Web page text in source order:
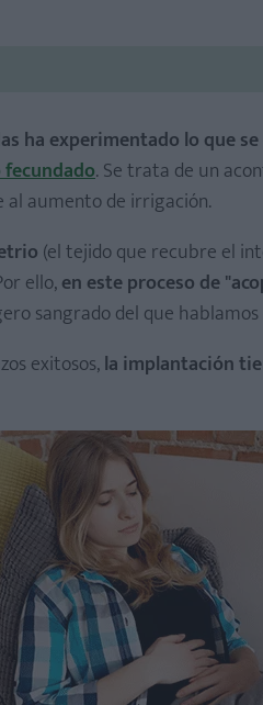
de sangre roja
trozos de mucosa
ha experimentado lo que
. Se trata de un
al aumento de irrigación.
(el tejido que recubre el
ello,en este proceso de
sangrado del que
exitosos,la implantación